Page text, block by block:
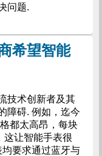
问题.
希望智能
技术创新者及其
障碍. 例如，迄今
都太高昂，每块
这让智能手表很
要求通过蓝牙与